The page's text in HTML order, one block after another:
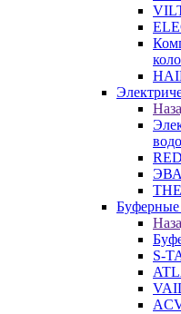
Буферные
S-